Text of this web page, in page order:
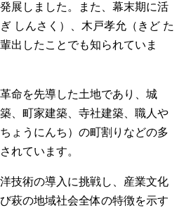
展しました。また、幕末期に活
しんさく）、木戸孝允（きど た
出したことでも知られていま
命を先導した土地であり、城
、町家建築、寺社建築、職人や
ょうにんち）の町割りなどの多
れています。
技術の導入に挑戦し、産業文化
萩の地域社会全体の特徴を示す